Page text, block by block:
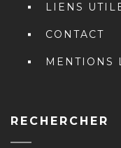
LIENS
CONTACT
MENTIONS
RECHERCHER